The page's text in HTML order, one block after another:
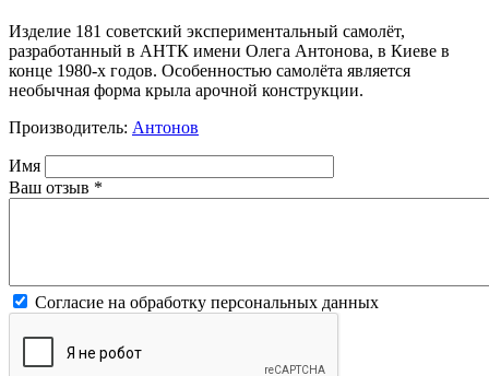
Изделие 181 советский экспериментальный самолёт,
разработанный в АНТК имени Олега Антонова, в Киеве в
конце 1980-х годов. Особенностью самолёта является
необычная форма крыла арочной конструкции.
Производитель: Антонов
Имя
Ваш отзыв *
Согласие на обработку персональных данных